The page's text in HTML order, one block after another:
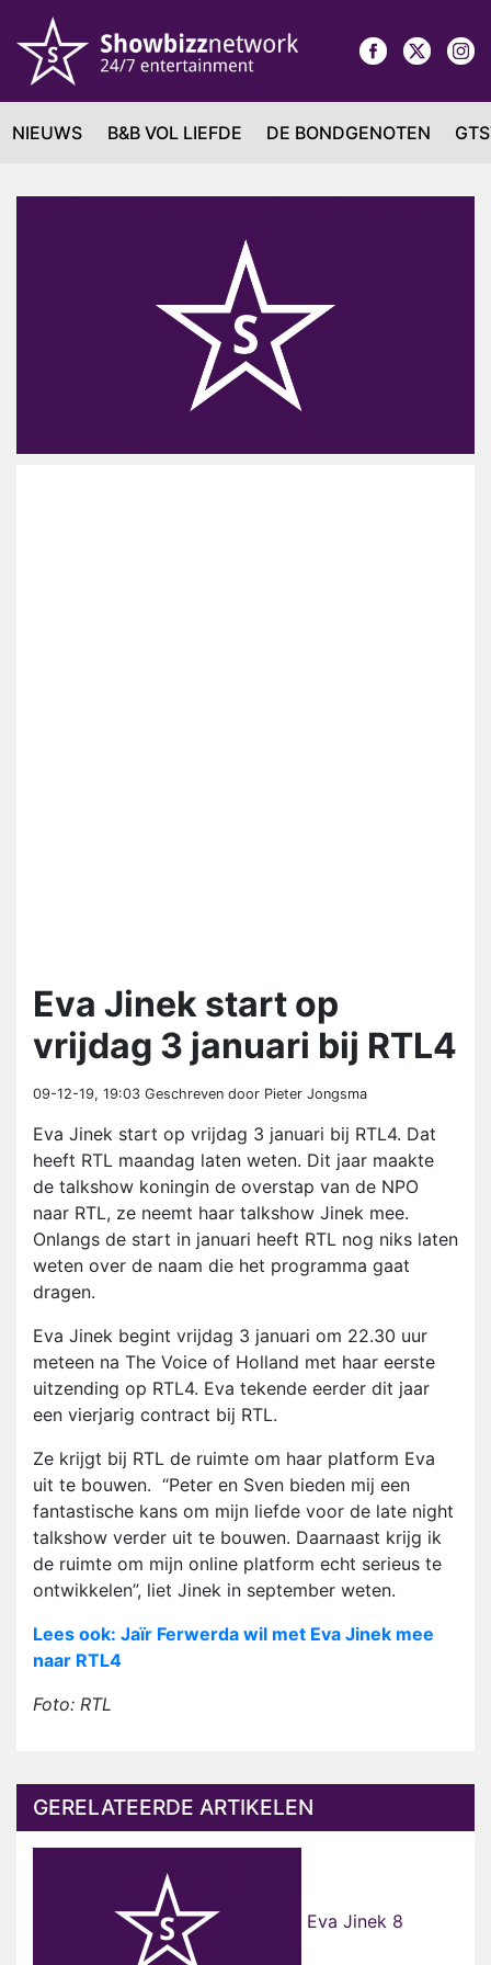
NIEUWS B&B VOL LIEFDE DE BONDGENOTEN
Eva Jinek start op
vrijdag 3 januari bij RTL4
09-12-19, 19:03 Geschreven door Pieter Jongsma
Eva Jinek start op vrijdag 3 januari bij RTL4. Dat
heeft RTL maandag laten weten. Dit jaar maakte
de talkshow koningin de overstap van de NPO
naar RTL, ze neemt haar talkshow Jinek mee.
Onlangs de start in januari heeft RTL nog niks laten
weten over de naam die het programma gaat
dragen.
Eva Jinek begint vrijdag 3 januari om 22.30 uur
meteen na The Voice of Holland met haar eerste
uitzending op RTL4. Eva tekende eerder dit jaar
een vierjarig contract bij RTL.
Ze krijgt bij RTL de ruimte om haar platform Eva
uit te bouwen. “Peter en Sven bieden mij een
fantastische kans om mijn liefde voor de late night
talkshow verder uit te bouwen. Daarnaast krijg ik
de ruimte om mijn online platform echt serieus te
ontwikkelen”, liet Jinek in september weten.
Lees ook: Jaïr Ferwerda wil met Eva Jinek mee
naar RTL4
Foto: RTL
GERELATEERDE ARTIKELEN
Eva Jinek 8